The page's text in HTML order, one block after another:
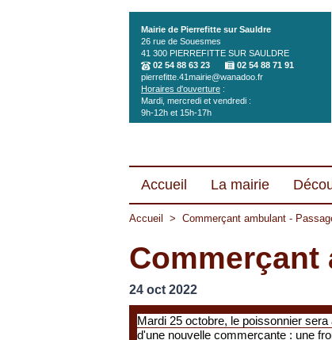
Mairie de Pierrefitte sur Sauldre
26 rue de Souesmes
41 300 PIERREFITTE SUR SAULDRE
02 54 88 63 23
02 54 88 71 91
pierrefitte.41mairie@wanadoo.fr
Horaires d'ouverture :
Mardi, mercredi et vendredi :
9h-12h et 15h-17h
Accueil La mairie
Accueil > Commerçant ambulant -
Commerçant
24 oct 2022
Mardi 25 octobre, le poissonnier
d'une nouvelle commerçante : une